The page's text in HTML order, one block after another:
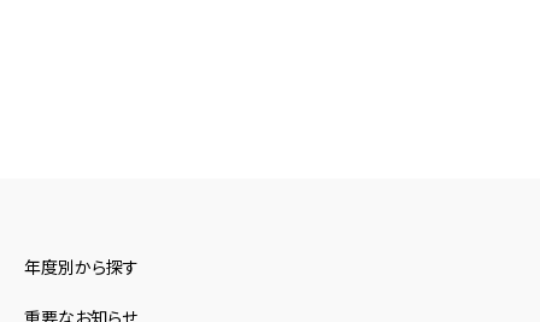
年度別から探す